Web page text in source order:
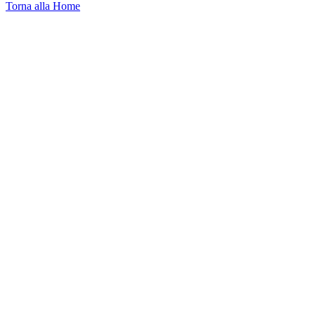
Torna alla Home